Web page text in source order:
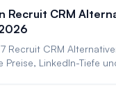
Recruit CRM
Recruit CRM
LinkedIn-Tiefe